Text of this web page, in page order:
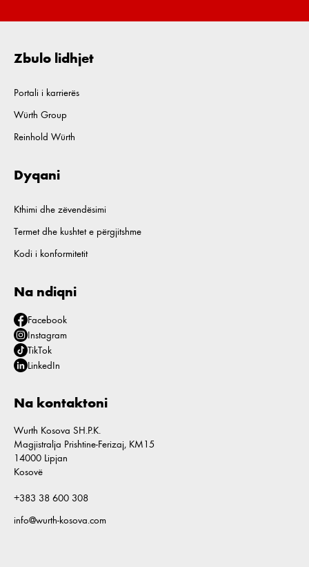
Zbulo lidhjet
Portali i karrierës
Würth Group
Reinhold Würth
Dyqani
Kthimi dhe zëvendësimi
Termet dhe kushtet e përgjitshme
Kodi i konformitetit
Na ndiqni
Facebook
Instagram
TikTok
LinkedIn
Na kontaktoni
Wurth Kosova SH.P.K.
Magjistralja Prishtine-Ferizaj, KM15
14000 Lipjan
Kosovë
+383 38 600 308
info@wurth-kosova.com